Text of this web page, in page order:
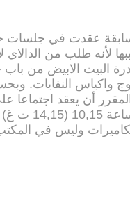
سابقة عقدت في جلسات
لأنه طلب من الدالاي
مغادرة البيت الابيض من
واكياس النفايات.
أن يعقد اجتماعا
الدالاي لاما
وليس في